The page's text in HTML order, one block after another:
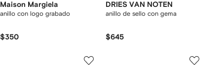
Maison Margiela
anillo con logo grabado
$350
DRIES VAN NOTEN
anillo de sello con gema
$645